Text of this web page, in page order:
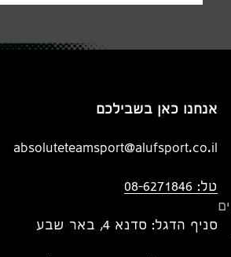
אנחנו כאן בשבילכם
absoluteteamsport@alufsport.co.il
טל: 08-6271846
סניף הדגל: סדנא 4, באר שבע